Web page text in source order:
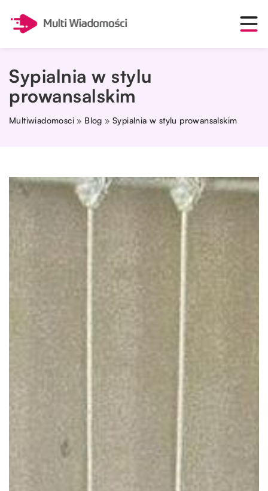
Sypialnia w stylu
prowansalskim
Multiwiadomosci » Blog »Sypialnia w stylu prowansalskim